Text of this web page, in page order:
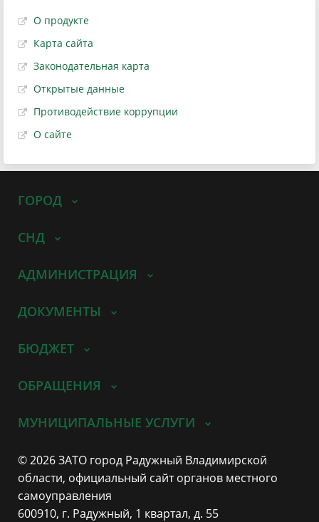
О продукте
Карта сайта
Законодательная карта
Открытые данные
Противодействие коррупции
О сайте
ГОРОД
СНД
АДМИНИСТРАЦИЯ
ДОКУМЕНТЫ
БЮДЖЕТ
ОБРАЩЕНИЯ
МУНИЦИПАЛЬНЫЕ УСЛУГИ
© 2026 ЗАТО город Радужный Владимирской
области, официальный сайт органов местного
самоуправления
600910, г. Радужный, 1 квартал, д. 55